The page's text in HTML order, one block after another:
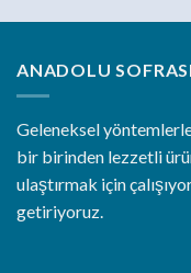
ANADOLU SOFRASI
Geleneksel
bir birinden lezzetli
ulaştırmak için
getiriyoruz.